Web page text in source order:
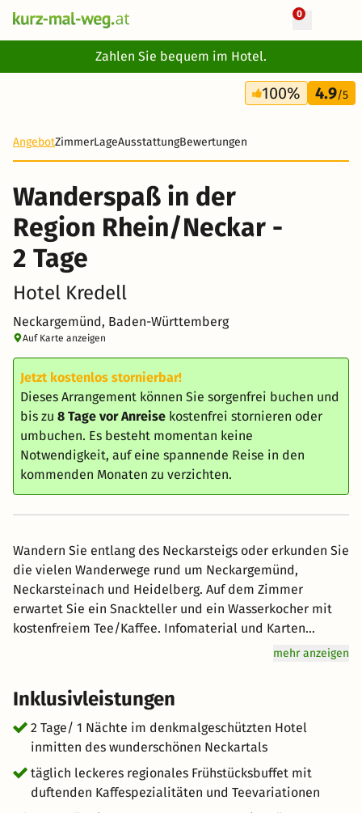
0
Zahlen Sie bequem im Hotel.
2 Tage
93 €
100% 4.9/5
AngebotZimmerLageAusstattungBewertungen
Wanderspaß in der
Region Rhein/Neckar -
2 Tage
Hotel Kredell
Neckargemünd, Baden-Württemberg
Auf Karte anzeigen
Jetzt kostenlos stornierbar!
Dieses Arrangement können Sie sorgenfrei buchen und
bis zu 8 Tage vor Anreise kostenfrei stornieren oder
umbuchen. Es besteht momentan keine
Notwendigkeit, auf eine spannende Reise in den
kommenden Monaten zu verzichten.
Wandern Sie entlang des Neckarsteigs oder erkunden Sie
die vielen Wanderwege rund um Neckargemünd,
Neckarsteinach und Heidelberg. Auf dem Zimmer
erwartet Sie ein Snackteller und ein Wasserkocher mit
kostenfreiem Tee/Kaffee. Infomaterial und Karten
erhalten Sie im Hotel. Starten Sie nach einem
Wanderung entspannen Sie sich im Hotel und können
dann noch durch die schöne Altstadt von Neckargemünd
flanieren. In der Nähe des Hotels befinden sich
zahlreiche Restaurants, mit abwechslungsreichen
Angeboten. Die Region rund um Neckargemünd bietet
viele Ausflugsziele, entspannen Sie sich nach der
Wanderung z.B. einen Tag in der Thermen- und Badewelt
mehr anzeigen
Inklusivleistungen
2 Tage/ 1 Nächte im denkmalgeschützten Hotel
inmitten des wunderschönen Neckartals
täglich leckeres regionales Frühstücksbuffet mit
duftenden Kaffespezialitäten und Teevariationen